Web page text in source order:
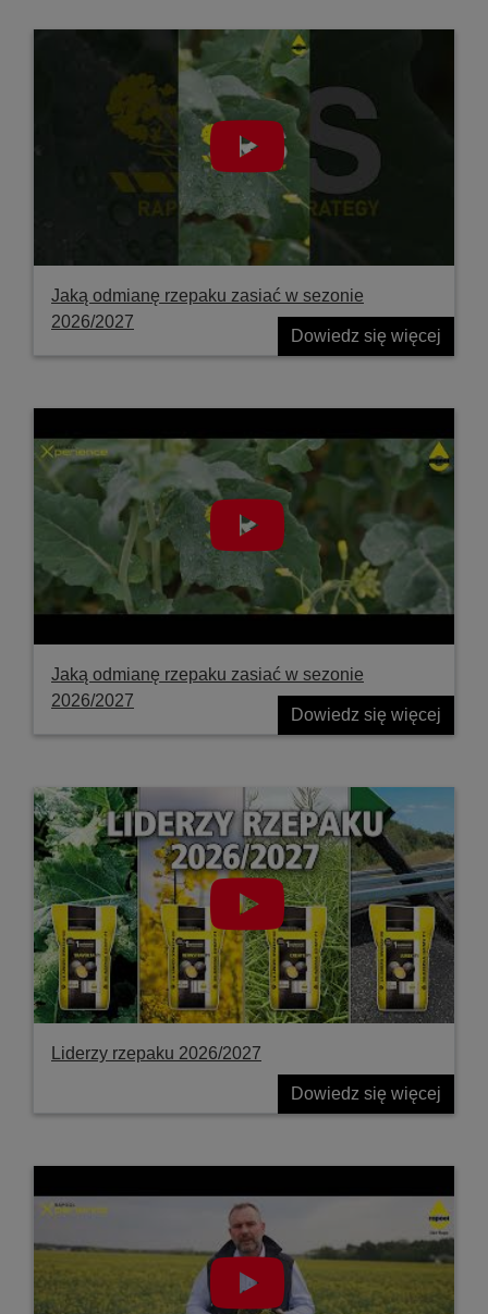
Jaką odmianę rzepaku zasiać w sezonie
2026/2027
Dowiedz się więcej
Jaką odmianę rzepaku zasiać w sezonie
2026/2027
Dowiedz się więcej
Liderzy rzepaku 2026/2027
Dowiedz się więcej